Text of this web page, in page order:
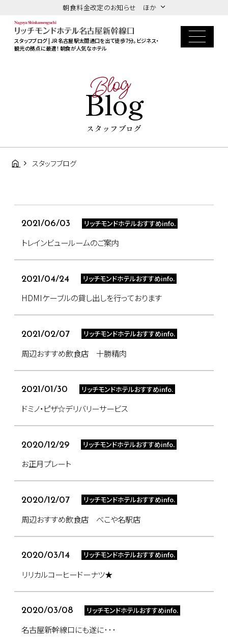
朝食料金改定のお知らせ ほか
スタッフブログ | JR名古屋駅太閤通口を出て徒歩7分。ビジネス・
観光の拠点に最適！ 朝食が人気なホテル
Blog
Blog
スタッフブログ
スタッフブログ
2021/06/03 リッチモンドホテルおすすめinfo.
トレインビュールームのご案内
2021/04/24 リッチモンドホテルおすすめinfo.
HDMIケーブルの貸し出しを行っております
2021/02/07 リッチモンドホテルおすすめinfo.
周辺おすすめ飲食店 十勝精肉
2021/01/30 リッチモンドホテルおすすめinfo.
ドミノ・ピザ☆デリバリーサービス
2020/12/29 リッチモンドホテルおすすめinfo.
お正月プレート
2020/12/07 リッチモンドホテルおすすめinfo.
周辺おすすめ飲食店 べこや名駅店
2020/03/14 リッチモンドホテルおすすめinfo.
リリカルコーヒードーナツ★
2020/03/08 リッチモンドホテルおすすめinfo.
名古屋新幹線口にも遂に･･･